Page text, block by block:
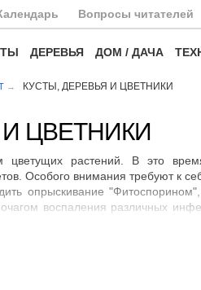
Вопросы читателей
ДЕРЕВЬЯ ДОМ / ДАЧА
КУСТЫ, ДЕРЕВЬЯ И ЦВЕТНИКИ
ЦВЕТНИКИ
цветущих растений. В это
Особого внимания требуют к
опрыскивание
воспаления различных
прекратили